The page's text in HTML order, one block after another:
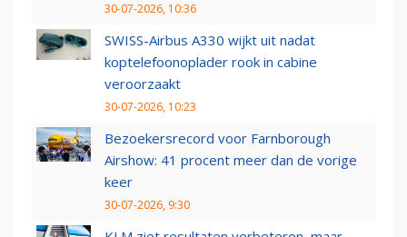
30-07-2026, 10:36
SWISS-Airbus A330 wijkt uit nadat
koptelefoonoplader rook in cabine
veroorzaakt
30-07-2026, 10:23
Bezoekersrecord voor Farnborough
Airshow: 41 procent meer dan de vorige
keer
30-07-2026, 9:30